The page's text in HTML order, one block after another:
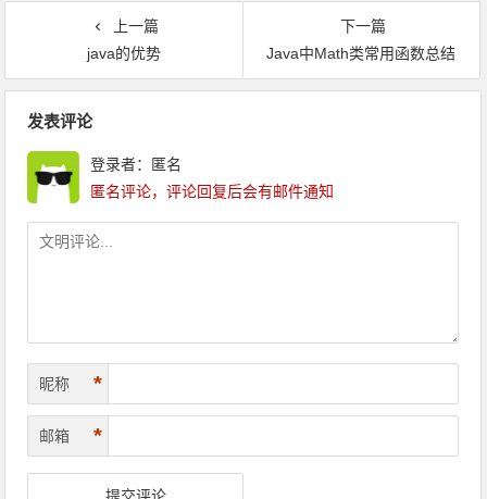
上一篇
java的优势
下一篇
Java中Math类常用函数总结
发表评论
登录者：匿名
匿名评论，评论回复后会有邮件通知
昵称 *
邮箱 *